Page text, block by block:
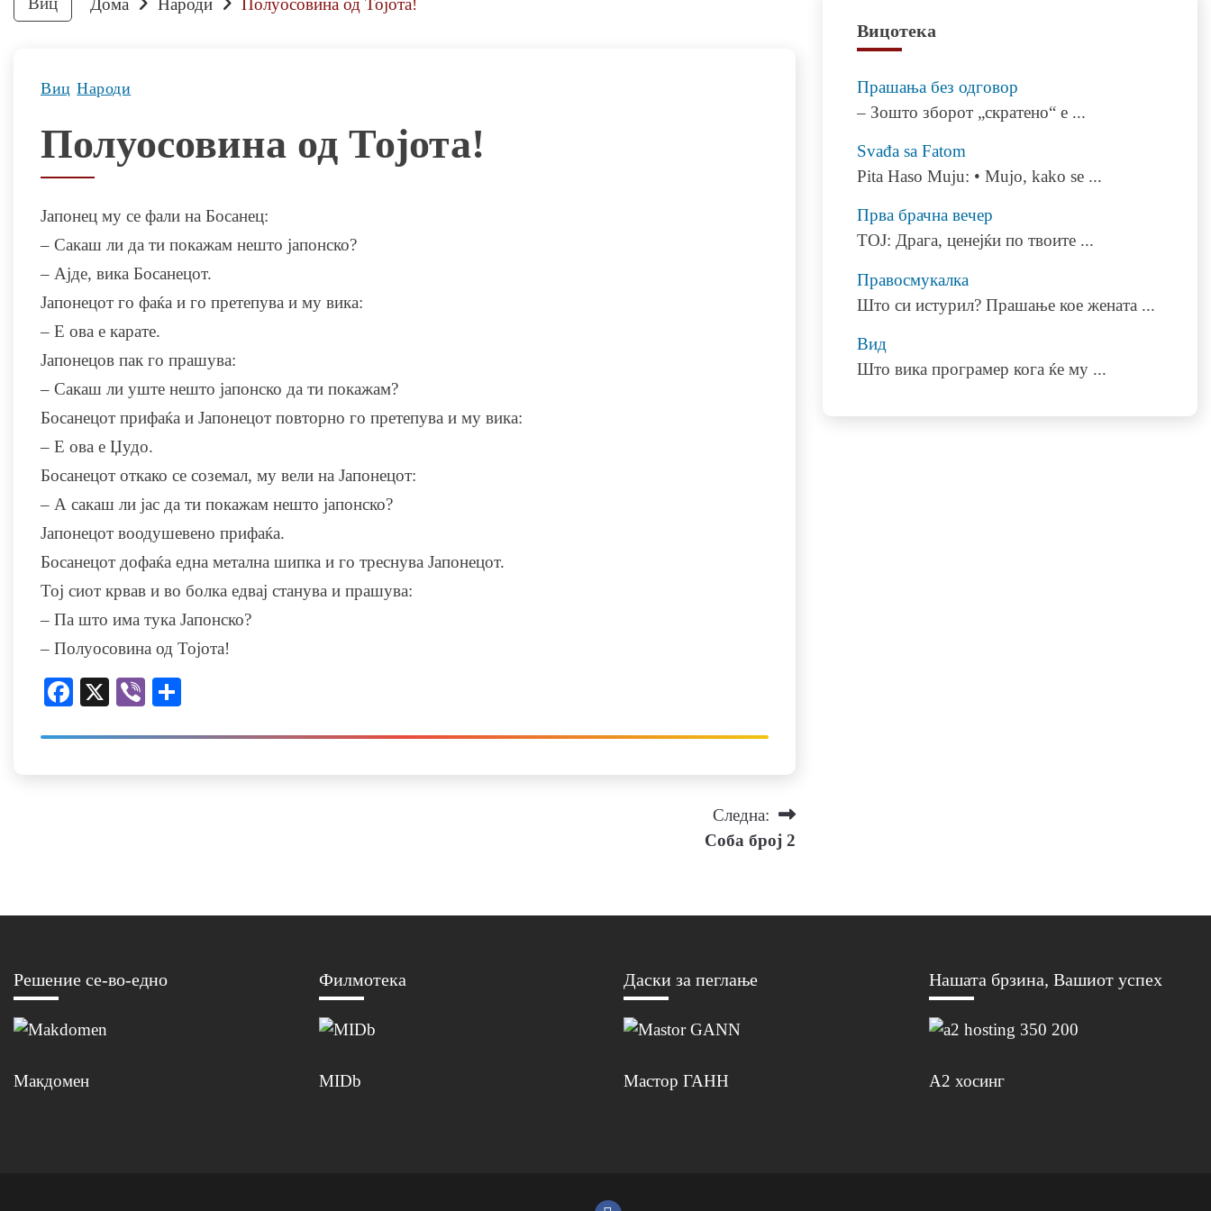
Виц Народи
Полуосовина од Тојота!
Јапонец му се фали на Босанец:
– Сакаш ли да ти покажам нешто јапонско?
– Ајде, вика Босанецот.
Јапонецот го фаќа и го претепува и му вика:
– Е ова е карате.
Јапонецов пак го прашува:
– Сакаш ли уште нешто јапонско да ти покажам?
Босанецот прифаќа и Јапонецот повторно го претепува и му вика:
– Е ова е Џудо.
Босанецот откако се соземал, му вели на Јапонецот:
– А сакаш ли јас да ти покажам нешто јапонско?
Јапонецот воодушевено прифаќа.
Босанецот дофаќа една метална шипка и го треснува Јапонецот.
Тој сиот крвав и во болка едвај станува и прашува:
– Па што има тука Јапонско?
– Полуосовина од Тојота!
Facebook
X Viber
Следна:
Соба број 2
Вицотека
Прашања без одговор
– Зошто зборот „скратено“ е ...
Svađa sa Fatom
Pita Haso Muju: • Mujo, kako se ...
Прва брачна вечер
ТОЈ: Драга, ценејќи по твоите ...
Правосмукалка
Што си истурил? Прашање кое жената ...
Вид
Што вика програмер кога ќе му ...
Решение се-во-едно
Макдомен
Филмотека
MIDb
Даски за пеглање
Мастор ГАНН
Нашата брзина, Вашиот успех
А2 хосинг